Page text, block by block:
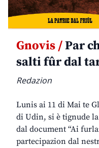
Gnovis /Par
salti fûr dal
Redazion
Lunis ai 11 di Mai te
di Udin, si è tignude
dal document “Ai
partecipazion dal